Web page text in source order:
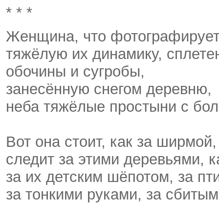
* * *
Женщина, что
тяжёлую их динамику,
обочины и сугробы,
занесённую снегом деревню,
неба тяжёлые простыни с
Вот она стоит, как за
следит за этими деревьями,
за их детским шёпотом, за
за тонкими руками, за